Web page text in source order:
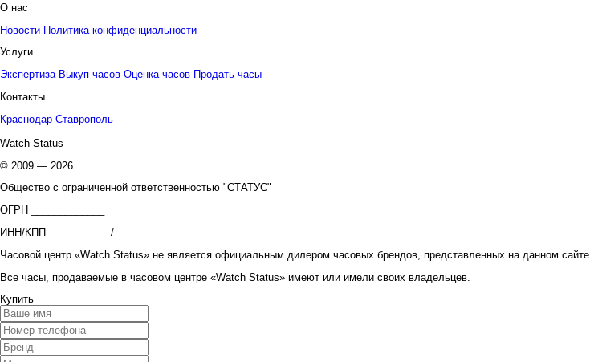
О нас
Новости Политика конфиденциальности
Услуги
Экспертиза Выкуп часов Оценка часов Продать часы
Контакты
Краснодар Ставрополь
Watch Status
© 2009 — 2026
Общество с ограниченной ответственностью "СТАТУС"
ОГРН _____________
ИНН/КПП ___________/_____________
Часовой центр «Watch Status» не является официальным дилером часовых брендов, представленных на данном сайте.
Все часы, продаваемые в часовом центре «Watch Status» имеют или имели своих владельцев.
Купить